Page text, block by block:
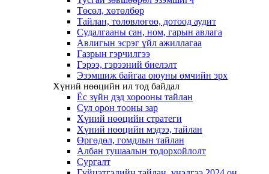
Төсөл, хөтөлбөр
Тайлан, төлөвлөгөө, дотоод аудит
Судалгааны сан, ном, гарын авлага
Авлигын эсрэг үйл ажиллагаа
Газрын гэрчилгээ
Гэрээ, гэрээний биелэлт
Эзэмшиж байгаа оюуны өмчийн эрх
Хүний нөөцийн ил тод байдал
Ёс зүйн дэд хорооны тайлан
Сул орон тооны зар
Хүний нөөцийн стратеги
Хүний нөөцийн мэдээ, тайлан
Өргөдөл, гомдлын тайлан
Албан тушаалын тодорхойлолт
Сургалт